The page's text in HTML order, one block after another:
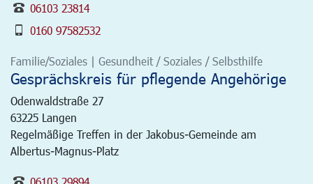
06103 23814
0160 97582532
Familie/Soziales | Gesundheit / Soziales / Selbsthilfe
Gesprächskreis für pflegende Angehörige
Odenwaldstraße 27
63225 Langen
Regelmäßige Treffen in der Jakobus-Gemeinde am
Albertus-Magnus-Platz